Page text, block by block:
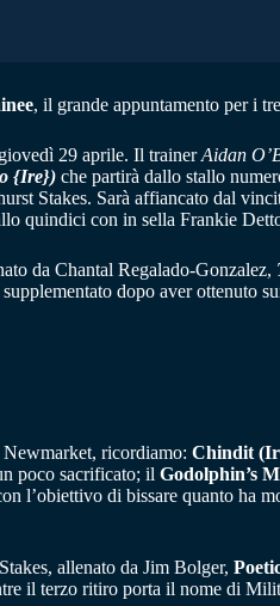
, il grande appuntamento per i
29 aprile. Il trainerAidan
{Ire}) che partirà dallo stallo
Stakes. Sarà affiancato dal
quindici con in sella Frankie
da Chantal Regalado-Gonzalez,
dopo aver ottenuto
Newmarket, ricordiamo: Chindit
poco sacrificato; il Godolphin’s
di bissare quanto ha
allenato da Jim Bolger,
il terzo ritiro porta il nome di